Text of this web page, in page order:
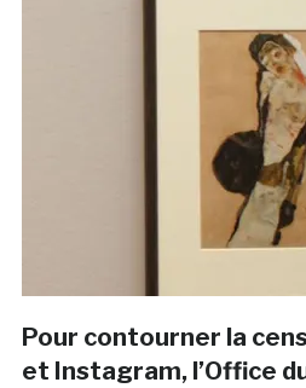
Pour contourner la
et Instagram, l’Office